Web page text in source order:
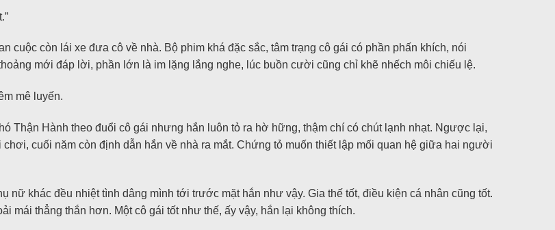
cuộc còn lái xe đưa cô về nhà. Bộ phim khá đặc sắc, tâm trạng cô gái có phần phấn khích, nói
mới đáp lời, phần lớn là im lặng lắng nghe, lúc buồn cười cũng chỉ khẽ nhếch môi chiếu lệ.
mê luyến.
Thận Hành theo đuổi cô gái nhưng hắn luôn tỏ ra hờ hững, thậm chí có chút lạnh nhạt. Ngược lại,
cuối năm còn định dẫn hắn về nhà ra mắt. Chứng tỏ muốn thiết lập mối quan hệ giữa hai người
khác đều nhiệt tình dâng mình tới trước mặt hắn như vậy. Gia thế tốt, điều kiện cá nhân cũng tốt.
mái thẳng thắn hơn. Một cô gái tốt như thế, ấy vậy, hắn lại không thích.